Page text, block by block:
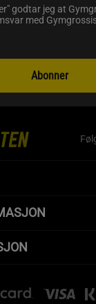
godtar jeg at
med
Abonner